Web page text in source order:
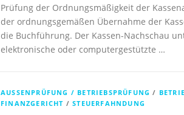
Prüfung der Ordnungsmäßigkeit der
der ordnungsgemäßen Übernahme der
die Buchführung. Der Kassen-Nachschau
elektronische oder computergestützte …
AUSSENPRÜFUNG / BETRIEBSPRÜFUNG /
FINANZGERICHT /STEUERFAHNDUNG